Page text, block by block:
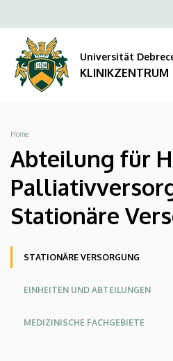
für
Hospiz-
und
Stationäre
Versorgung
KLINIKZENTRUM
zum
Inhalt
Universität
KLINIKZENTRUM
Breadcrumb
Home
Abteilung für
Stationäre
Oldalmenü
Német
STATIONÄRE VERSORGUNG
EINHEITEN UND ABTEILUNGEN
MEDIZINISCHE FACHGEBIETE